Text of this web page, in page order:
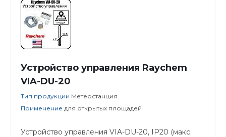
Устройство управления Raychem
VIA-DU-20
Тип продукции Метеостанция
Применение для открытых площадей
Устройство управления VIA-DU-20, IP20 (макс.